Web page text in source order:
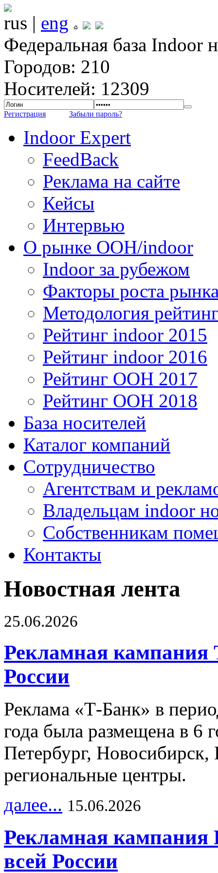
rus | eng
Федеральная база Indoor
Городов: 210
Носителей: 12309
Регистрация Забыли пароль?
Indoor Expert
FeedBack
Реклама на сайте
Кейсы
Интервью
О рынке OOH/indoor
Indoor за рубежом
Факторы роста
Методология
Рейтинг indoor 2015
Рейтинг indoor 2016
Рейтинг OOH 2017
Рейтинг OOH 2018
База носителей
Каталог компаний
Сотрудничество
Агентствам и
Владельцам indoor
Собственникам
Контакты
Новостная лента
25.06.2026
Рекламная кампания
России
Реклама «Т-Банк» в
года была размещена в 6
Петербург,
региональные центры.
далее... 15.06.2026
Рекламная
всей России